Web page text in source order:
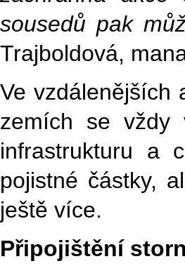
sousedů pak
Trajboldová,
Ve vzdálenějších
zemích se vždy
infrastrukturu a
pojistné částky,
ještě více.
Připojištění